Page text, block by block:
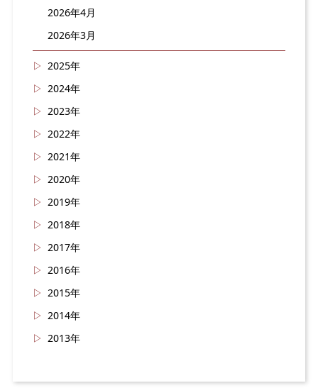
2026年4月
2026年3月
2025年
2024年
2023年
2022年
2021年
2020年
2019年
2018年
2017年
2016年
2015年
2014年
2013年